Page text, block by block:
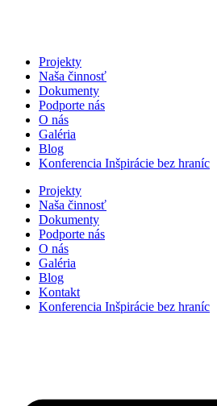
Projekty
Naša činnosť
Dokumenty
Podporte nás
O nás
Galéria
Blog
Konferencia Inšpirácie bez hraníc
Projekty
Naša činnosť
Dokumenty
Podporte nás
O nás
Galéria
Blog
Kontakt
Konferencia Inšpirácie bez hraníc